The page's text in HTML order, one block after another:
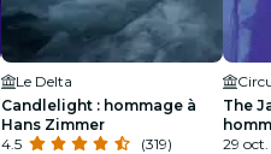
Le Delta
Candlelight : hommage à
Hans Zimmer
4.5
(319)
The
à
29